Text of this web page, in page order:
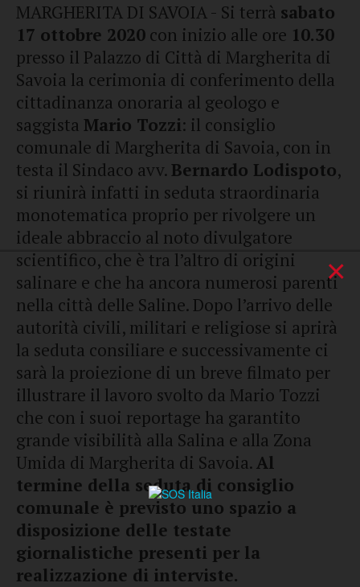
MARGHERITA DI SAVOIA - Si terrà sabato
17 ottobre 2020 con inizio alle ore 10.30
presso il Palazzo di Città di Margherita di
Savoia la cerimonia di conferimento della
cittadinanza onoraria al geologo e
saggista Mario Tozzi: il consiglio
comunale di Margherita di Savoia, con in
testa il Sindaco avv. Bernardo Lodispoto,
si riunirà infatti in seduta straordinaria
monotematica proprio per rivolgere un
ideale abbraccio al noto divulgatore
scientifico, che è tra l’altro di origini
salinare e che ha ancora numerosi parenti
nella città delle Saline. Dopo l’arrivo delle
autorità civili, militari e religiose si aprirà
la seduta consiliare e successivamente ci
sarà la proiezione di un breve filmato per
illustrare il lavoro svolto da Mario Tozzi
che con i suoi reportage ha garantito
grande visibilità alla Salina e alla Zona
Umida di Margherita di Savoia.Al
termine della seduta di consiglio
comunale è previsto uno spazio a
disposizione delle testate
giornalistiche presenti per la
realizzazione di interviste.
×